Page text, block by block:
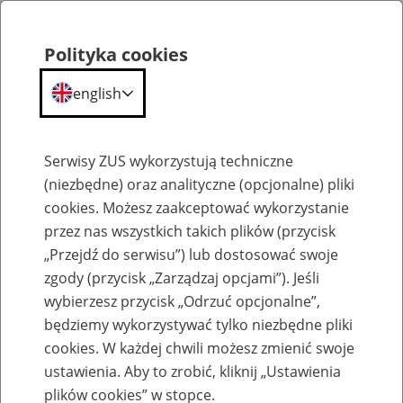
Szkolenia
Zaproś ZUS do siebie: Aktywni 50+
Polityka cookies
english
Serwisy ZUS wykorzystują techniczne
(niezbędne) oraz analityczne (opcjonalne) pliki
cookies. Możesz zaakceptować wykorzystanie
przez nas wszystkich takich plików (przycisk
„Przejdź do serwisu”) lub dostosować swoje
zgody (przycisk „Zarządzaj opcjami”). Jeśli
wybierzesz przycisk „Odrzuć opcjonalne”,
będziemy wykorzystywać tylko niezbędne pliki
cookies. W każdej chwili możesz zmienić swoje
ustawienia. Aby to zrobić, kliknij „Ustawienia
plików cookies” w stopce.